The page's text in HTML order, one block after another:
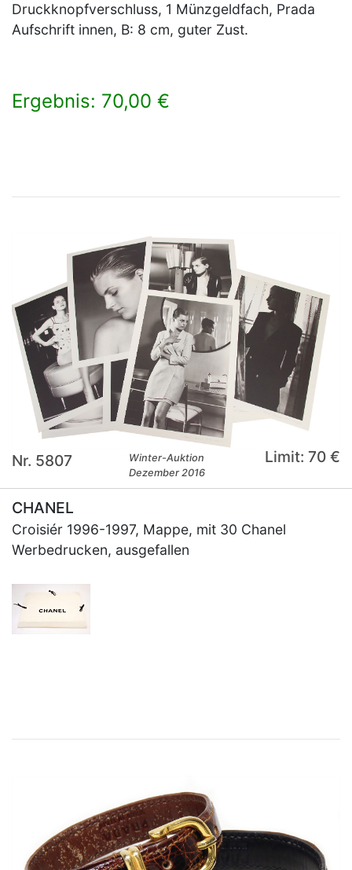
Druckknopfverschluss, 1 Münzgeldfach, Prada
Aufschrift innen, B: 8 cm, guter Zust.
Ergebnis: 70,00 €
Nr. 5807
Winter-Auktion
Dezember 2016
Limit: 70 €
CHANEL
Croisiér 1996-1997, Mappe, mit 30 Chanel
Werbedrucken, ausgefallen